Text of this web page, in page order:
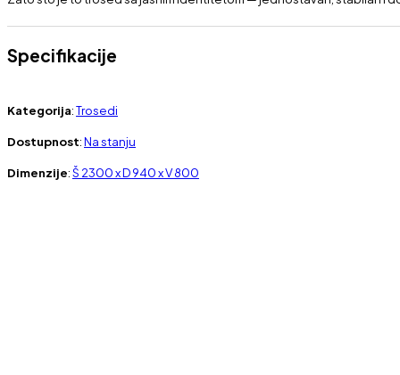
Specifikacije
Kategorija:Trosedi
Dostupnost:Na stanju
Dimenzije:Š 2300 x D 940 x V 800